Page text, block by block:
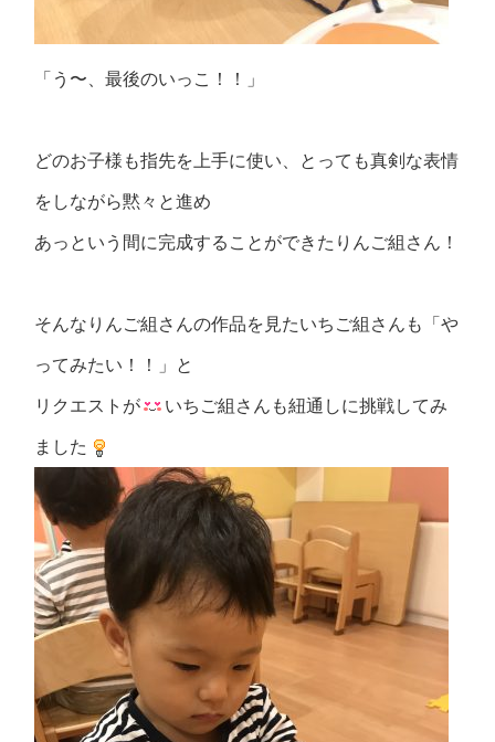
「う〜、最後のいっこ！！」
どのお子様も指先を上手に使い、とっても真剣な表情
をしながら黙々と進め
あっという間に完成することができたりんご組さん！
そんなりんご組さんの作品を見たいちご組さんも「や
ってみたい！！」と
リクエストが いちご組さんも紐通しに挑戦してみ
ました